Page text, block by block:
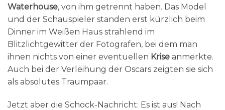
Waterhouse, von ihm getrennt haben. Das Model
und der Schauspieler standen erst kürzlich beim
Dinner im Weißen Haus strahlend im
Blitzlichtgewitter der Fotografen, bei dem man
ihnen nichts von einer eventuellen Krise anmerkte.
Auch bei der Verleihung der Oscars zeigten sie sich
als absolutes Traumpaar.
Jetzt aber die Schock-Nachricht: Es ist aus! Nach